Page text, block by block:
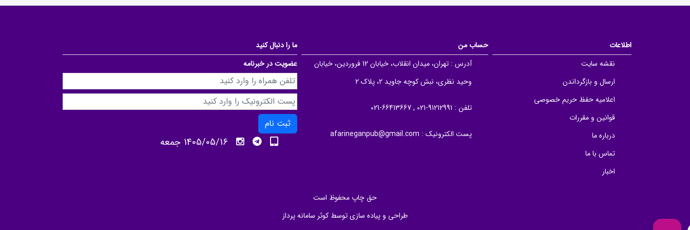
اطلاعات
نقشه سایت
ارسال و بازگرداندن
اعلامیه حفظ حریم خصوصی
قوانین و مقررات
درباره ما
تماس با ما
اخبار
حساب من
آدرس :
تهران، میدان انقلاب، خیابان 12 فروردین، خیابان
وحید نظری، نبش کوچه جاوید 2، پلاک 2
تلفن : 91212991-021 , 66413667-021
پست الکترونیک : afarineganpub@gmail.com
ما را دنبال کنید
عضویت در خبرنامه
ثبت نام
1405/05/16 جمعه
حق چاپ محفوظ است
طراحی و پیاده سازی توسط کوثر سامانه پرداز